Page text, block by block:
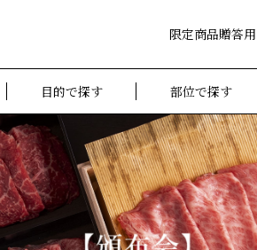
限定商品贈答用
目的で探す 部位で探す